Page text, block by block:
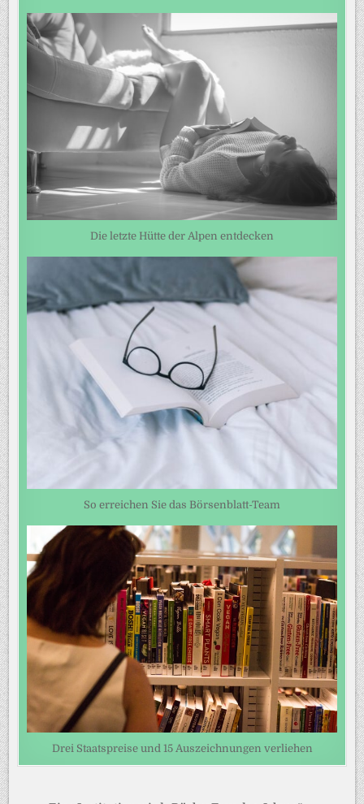
Die letzte Hütte der Alpen entdecken
So erreichen Sie das Börsenblatt-Team
Drei Staatspreise und 15 Auszeichnungen verliehen